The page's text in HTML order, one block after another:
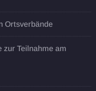
Ortsverbände
zur Teilnahme am